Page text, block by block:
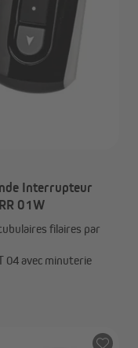
Interrupteur
01W
filaires par
04 avec minuterie